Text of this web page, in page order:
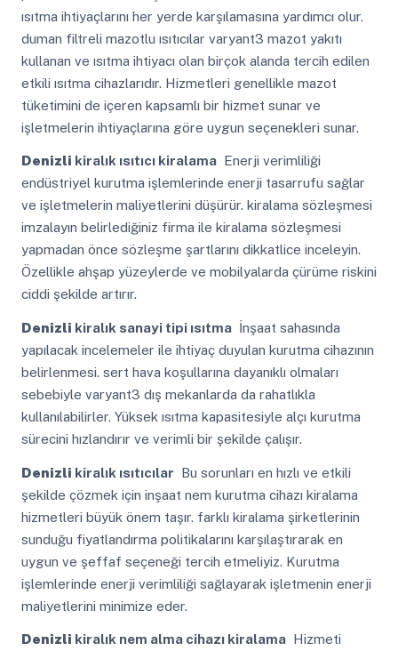
ısıtma ihtiyaçlarını her yerde karşılamasına yardımcı olur.
duman filtreli mazotlu ısıtıcılar varyant3 mazot yakıtı
kullanan ve ısıtma ihtiyacı olan birçok alanda tercih edilen
etkili ısıtma cihazlarıdır. Hizmetleri genellikle mazot
tüketimini de içeren kapsamlı bir hizmet sunar ve
işletmelerin ihtiyaçlarına göre uygun seçenekleri sunar.
Denizli kiralık ısıtıcı kiralamaEnerji verimliliği
endüstriyel kurutma işlemlerinde enerji tasarrufu sağlar
ve işletmelerin maliyetlerini düşürür. kiralama sözleşmesi
imzalayın belirlediğiniz firma ile kiralama sözleşmesi
yapmadan önce sözleşme şartlarını dikkatlice inceleyin.
Özellikle ahşap yüzeylerde ve mobilyalarda çürüme riskini
ciddi şekilde artırır.
Denizli kiralık sanayi tipi ısıtmaİnşaat sahasında
yapılacak incelemeler ile ihtiyaç duyulan kurutma cihazının
belirlenmesi. sert hava koşullarına dayanıklı olmaları
sebebiyle varyant3 dış mekanlarda da rahatlıkla
kullanılabilirler. Yüksek ısıtma kapasitesiyle alçı kurutma
sürecini hızlandırır ve verimli bir şekilde çalışır.
Denizli kiralık ısıtıcılar Bu sorunları en hızlı ve etkili
şekilde çözmek için inşaat nem kurutma cihazı kiralama
hizmetleri büyük önem taşır. farklı kiralama şirketlerinin
sunduğu fiyatlandırma politikalarını karşılaştırarak en
uygun ve şeffaf seçeneği tercih etmeliyiz. Kurutma
işlemlerinde enerji verimliliği sağlayarak işletmenin enerji
maliyetlerini minimize eder.
Denizli kiralık nem alma cihazı kiralamaHizmeti